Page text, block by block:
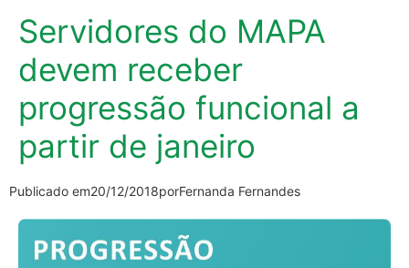
Servidores do MAPA
devem receber
progressão funcional a
partir de janeiro
Publicado em20/12/2018porFernanda Fernandes